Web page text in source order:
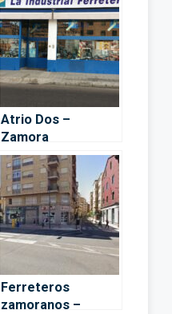
Atrio Dos –
Zamora
Ferreteros
zamoranos –